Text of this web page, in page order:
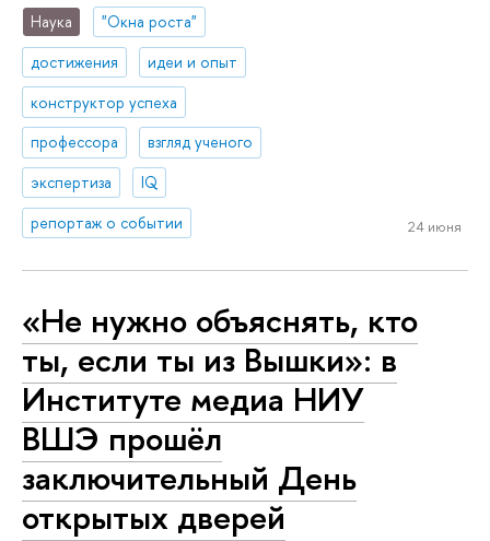
Наука
"Окна роста"
достижения
идеи и опыт
конструктор успеха
профессора
взгляд ученого
экспертиза
IQ
репортаж о событии
24 июня
«Не нужно объяснять, кто
ты, если ты из Вышки»: в
Институте медиа НИУ
ВШЭ прошёл
заключительный День
открытых дверей